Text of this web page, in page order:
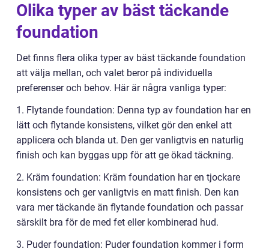
Olika typer av bäst täckande
foundation
Det finns flera olika typer av bäst täckande foundation
att välja mellan, och valet beror på individuella
preferenser och behov. Här är några vanliga typer:
1. Flytande foundation: Denna typ av foundation har en
lätt och flytande konsistens, vilket gör den enkel att
applicera och blanda ut. Den ger vanligtvis en naturlig
finish och kan byggas upp för att ge ökad täckning.
2. Kräm foundation: Kräm foundation har en tjockare
konsistens och ger vanligtvis en matt finish. Den kan
vara mer täckande än flytande foundation och passar
särskilt bra för de med fet eller kombinerad hud.
3. Puder foundation: Puder foundation kommer i form